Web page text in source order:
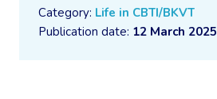
Category: Life in CBTI/BKVT
Publication date: 12 March 2025